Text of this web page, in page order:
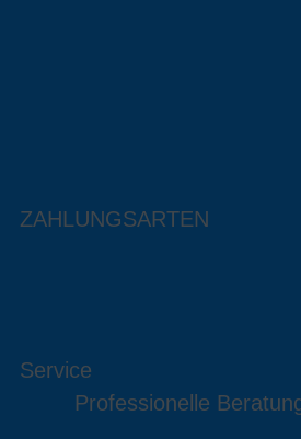
ZAHLUNGSARTEN
Service
Professionelle